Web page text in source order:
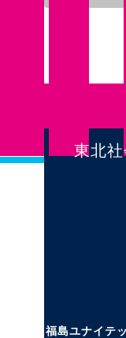
東北
福島ユナイテ